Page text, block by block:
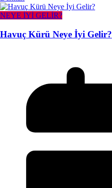
NEYE İYİ GELİR?
Havuç Kürü Neye İyi Gelir?